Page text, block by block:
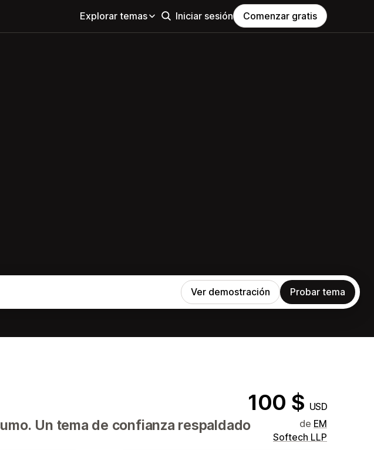
Explorar temas Iniciar sesión Comenzar gratis
Ver demostración Probar tema
100 $ USD
Un tema de confianza respaldado
de EM
Softech LLP